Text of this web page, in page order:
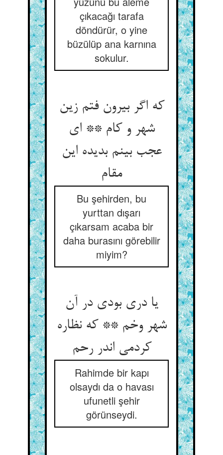
çıkacağı tarafa
döndürür, o yine
büzülüp ana karnına
sokulur.
که اگر بیرون فتم زین
شهر و کام ** ای
عجب بینم بدیده این
مقام
Bu şehirden, bu
yurttan dışarı
çıkarsam acaba bir
daha burasını görebilir
miyim?
یا دری بودی در آن
شهر وخم ** که نظاره
کردمی اندر رحم
Rahimde bir kapı
olsaydı da o havası
ufunetli şehir
görünseydi.